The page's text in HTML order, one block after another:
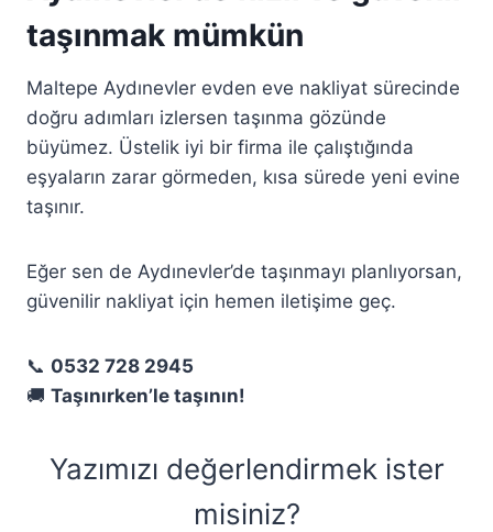
taşınmak mümkün
Maltepe Aydınevler evden eve nakliyat sürecinde
doğru adımları izlersen taşınma gözünde
büyümez. Üstelik iyi bir firma ile çalıştığında
eşyaların zarar görmeden, kısa sürede yeni evine
taşınır.
Eğer sen de Aydınevler’de taşınmayı planlıyorsan,
güvenilir nakliyat için hemen iletişime geç.
📞 0532 728 2945
🚚 Taşınırken’le taşının!
Yazımızı değerlendirmek ister
misiniz?